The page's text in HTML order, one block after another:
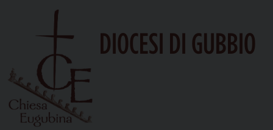
DIOCESI DI GUBBIO